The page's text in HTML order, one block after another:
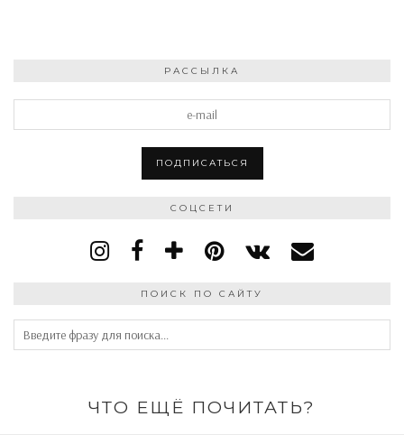
РАССЫЛКА
СОЦСЕТИ
ПОИСК ПО САЙТУ
ЧТО ЕЩЁ ПОЧИТАТЬ?